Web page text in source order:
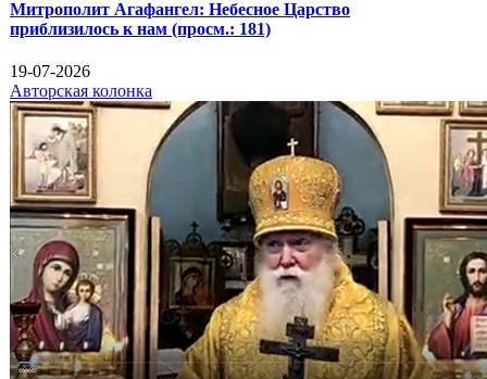
Митрополит Агафангел: Небесное Царство
приблизилось к нам (просм.: 181)
19-07-2026
Авторская колонка